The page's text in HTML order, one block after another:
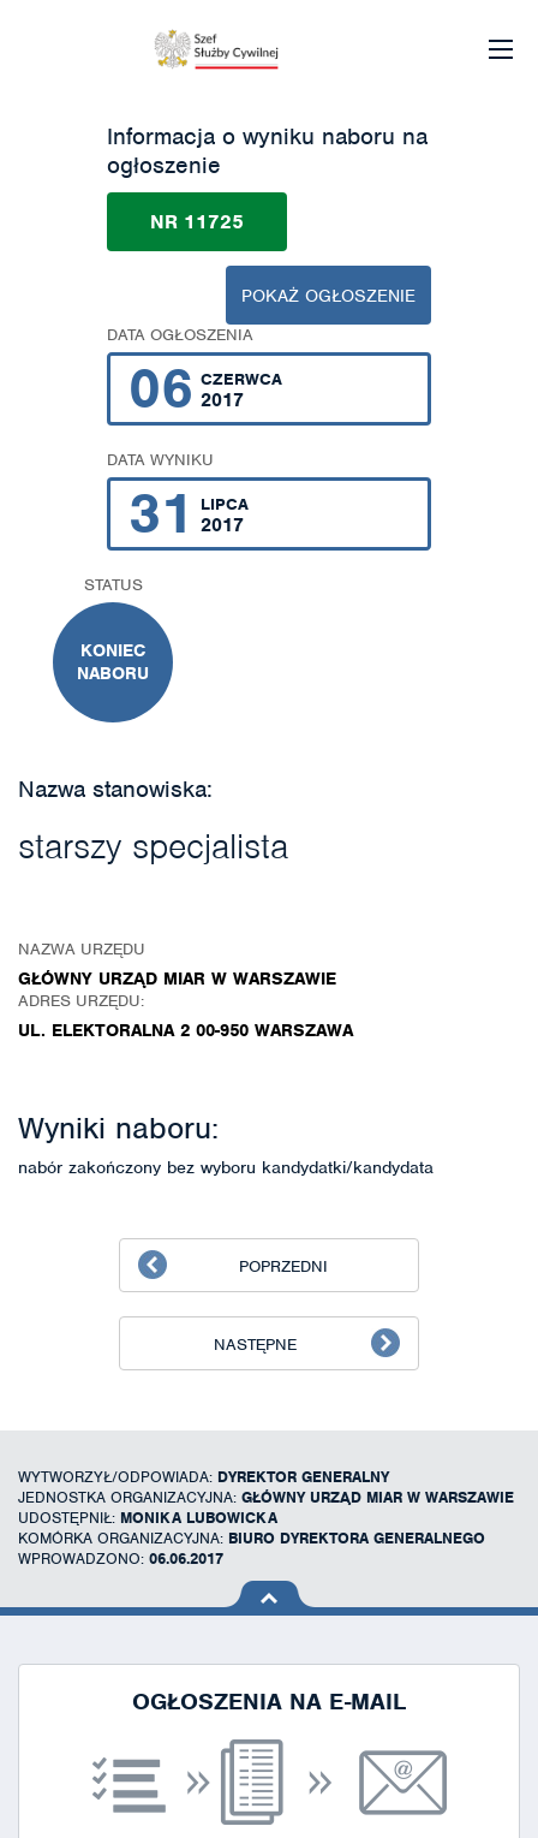
Informacja o wyniku naboru na
ogłoszenie
NR 11725
POKAŻ OGŁOSZENIE
DATA OGŁOSZENIA
06 CZERWCA
2017
DATA WYNIKU
31 LIPCA
2017
STATUS
KONIEC
NABORU
Nazwa stanowiska:
starszy specjalista
NAZWA URZĘDU
GŁÓWNY URZĄD MIAR W WARSZAWIE
ADRES URZĘDU:
UL. ELEKTORALNA 2 00-950 WARSZAWA
Wyniki naboru:
nabór zakończony bez wyboru kandydatki/kandydata
POPRZEDNI
NASTĘPNE
WYTWORZYŁ/ODPOWIADA: DYREKTOR GENERALNY
JEDNOSTKA ORGANIZACYJNA: GŁÓWNY URZĄD MIAR W WARSZAWIE
UDOSTĘPNIŁ: MONIKA LUBOWICKA
KOMÓRKA ORGANIZACYJNA: BIURO DYREKTORA GENERALNEGO
WPROWADZONO: 06.06.2017
na górę
OGŁOSZENIA NA E-MAIL